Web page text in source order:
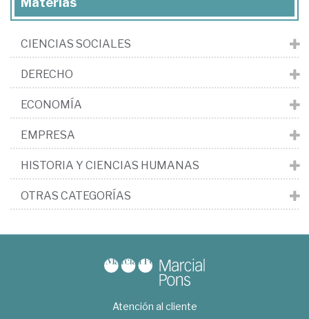
CIENCIAS SOCIALES
DERECHO
ECONOMÍA
EMPRESA
HISTORIA Y CIENCIAS HUMANAS
OTRAS CATEGORÍAS
Atención al cliente